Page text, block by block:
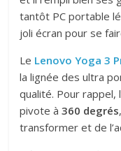
tantôt PC portable
joli écran pour se
Le Lenovo Yoga 3
la lignée des ultra
qualité. Pour rappel,
pivote à360 degrés
transformer et de